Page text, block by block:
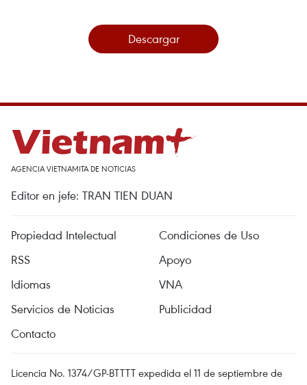
Descargar
AGENCIA VIETNAMITA DE NOTICIAS
Editor en jefe: TRAN TIEN DUAN
Propiedad Intelectual
Condiciones de Uso
RSS
Apoyo
Idiomas
VNA
Servicios de Noticias
Publicidad
Contacto
Licencia No. 1374/GP-BTTTT expedida el 11 de septiembre de